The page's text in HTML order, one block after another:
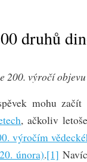
druhů
200. výročí
mohu začít
, ačkoliv
výročím
února).[1]